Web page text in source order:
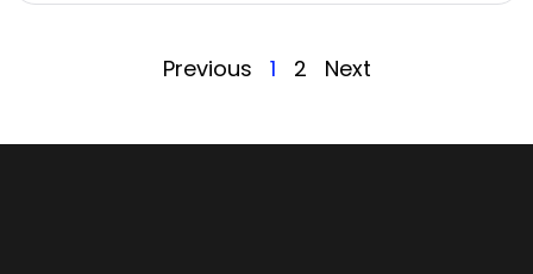
Previous 1 2 Next